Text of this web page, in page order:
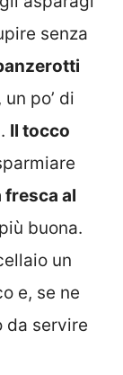
senza
po’ di
Il tocco
fresca al
buona.
un
e, se ne
da servire